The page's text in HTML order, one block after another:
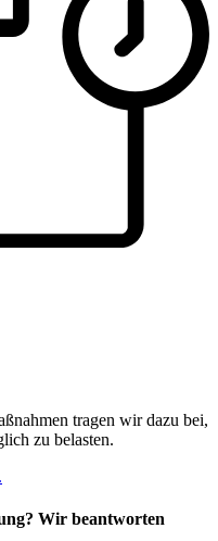
tragen wir dazu bei,
zu belasten.
Wir beantworten